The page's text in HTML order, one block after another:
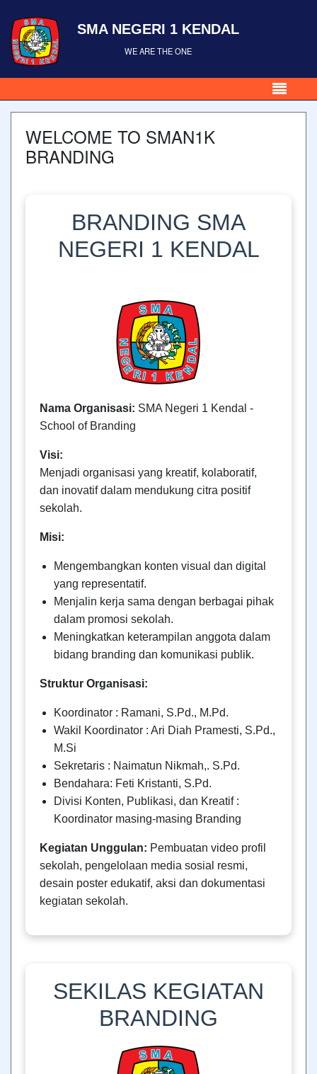
SMA NEGERI 1 KENDAL
WE ARE THE ONE
WELCOME TO SMAN1K
BRANDING
BRANDING SMA
NEGERI 1 KENDAL
Nama Organisasi: SMA Negeri 1 Kendal -
School of Branding
Visi:
Menjadi organisasi yang kreatif, kolaboratif,
dan inovatif dalam mendukung citra positif
sekolah.
Misi:
Mengembangkan konten visual dan digital
yang representatif.
Menjalin kerja sama dengan berbagai pihak
dalam promosi sekolah.
Meningkatkan keterampilan anggota dalam
bidang branding dan komunikasi publik.
Struktur Organisasi:
Koordinator : Ramani, S.Pd., M.Pd.
Wakil Koordinator : Ari Diah Pramesti, S.Pd.,
M.Si
Sekretaris : Naimatun Nikmah,. S.Pd.
Bendahara: Feti Kristanti, S.Pd.
Divisi Konten, Publikasi, dan Kreatif :
Koordinator masing-masing Branding
Kegiatan Unggulan: Pembuatan video profil
sekolah, pengelolaan media sosial resmi,
desain poster edukatif, aksi dan dokumentasi
kegiatan sekolah.
SEKILAS KEGIATAN
BRANDING